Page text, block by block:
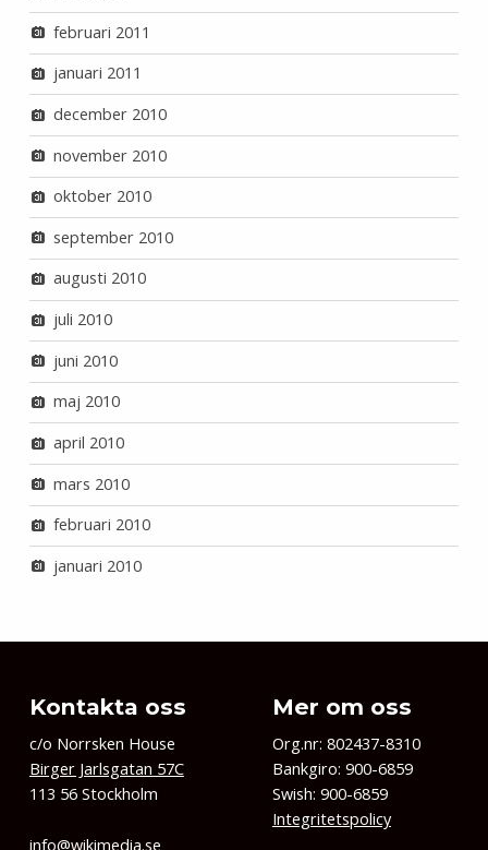
februari 2011
januari 2011
december 2010
november 2010
oktober 2010
september 2010
augusti 2010
juli 2010
juni 2010
maj 2010
april 2010
mars 2010
februari 2010
januari 2010
Kontakta oss
c/o Norrsken House
Birger Jarlsgatan 57C
113 56 Stockholm
info@wikimedia.se
Mer om oss
Org.nr: 802437-8310
Bankgiro: 900-6859
Swish: 900-6859
Integritetspolicy